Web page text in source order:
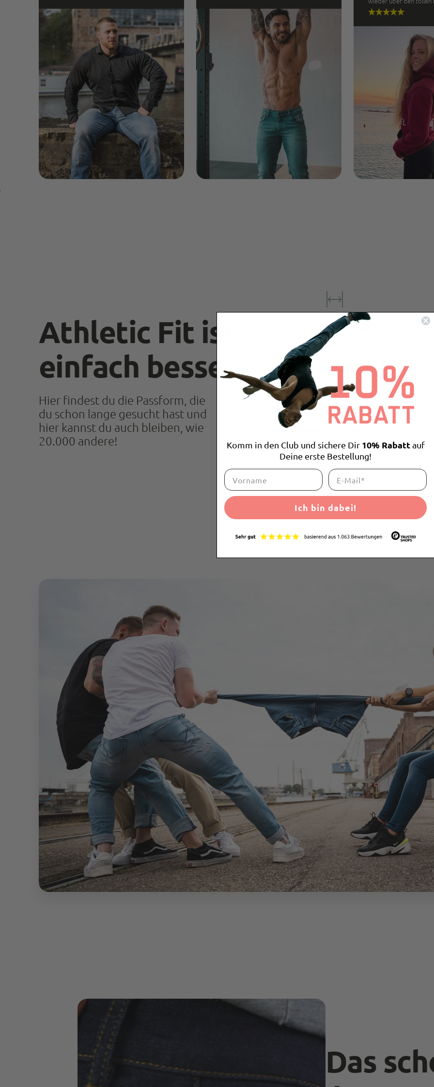
Athletic Fit ist
einfach besser
Hier findest du die Passform, die
du schon lange gesucht hast und
hier kannst du auch bleiben, wie
20.000 andere!
Perfektionierte Passform
Mehr Platz an Oberschenkel und Po. Damit dir auch Hosen
passen, wenn du nicht der “Fast-Fashion-Norm” entsprichst!
Hochelastisch und formstabil.
Super bequem & toll auf der Haut
Flexibler Bund - drückt nicht, rutscht nicht! Egal was du
machst, es fühlt sich an, als würde dich deine Jeans umarmen.
Das
Komm in den Club und sichere Dir 10% Rabatt auf
Deine erste Bestellung!
Ich bin dabei!